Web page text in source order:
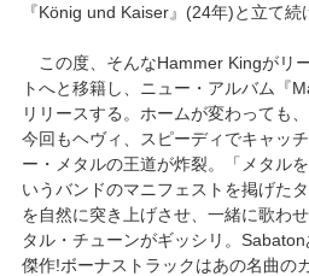
『König und Kaiser』(24年)と立て続
この度、そんなHammer Kingがリ
トへと移籍し、ニュー・アルバム『
リリースする。ホームが変わっても
今回もヘヴィ、スピーディでキャッ
ー・メタルの王道が炸裂。「メタル
いうバンドのマニフェストを掲げた
を自然に突き上げさせ、一緒に歌わ
タル・チューンがギッシリ。
傑作!ボーナストラックはあの名曲の